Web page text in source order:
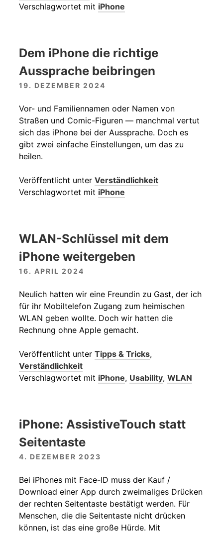
Verschlagwortet mit iPhone
Dem iPhone die richtige
Aussprache beibringen
19. DEZEMBER 2024
Vor- und Familiennamen oder Namen von
Straßen und Comic-Figuren — manchmal vertut
sich das iPhone bei der Aussprache. Doch es
gibt zwei einfache Einstellungen, um das zu
heilen.
Veröffentlicht unter Verständlichkeit
Verschlagwortet mit iPhone
WLAN-Schlüssel mit dem
iPhone weitergeben
16. APRIL 2024
Neulich hatten wir eine Freundin zu Gast, der ich
für ihr Mobiltelefon Zugang zum heimischen
WLAN geben wollte. Doch wir hatten die
Rechnung ohne Apple gemacht.
Veröffentlicht unter Tipps & Tricks,
Verständlichkeit
Verschlagwortet mit iPhone, Usability, WLAN
iPhone: AssistiveTouch statt
Seitentaste
4. DEZEMBER 2023
Bei iPhones mit Face-ID muss der Kauf /
Download einer App durch zweimaliges Drücken
der rechten Seitentaste bestätigt werden. Für
Menschen, die die Seitentaste nicht drücken
können, ist das eine große Hürde. Mit